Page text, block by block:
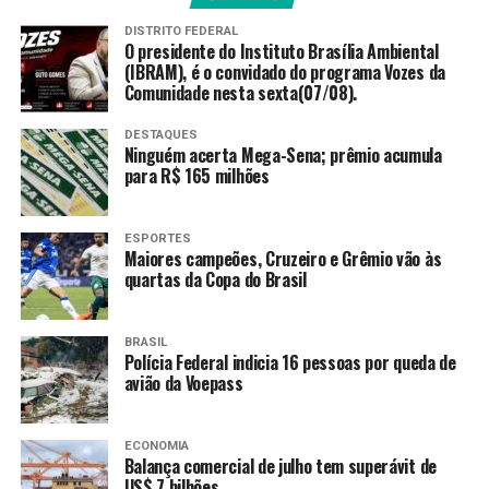
A ação é relatada pela ministra Cármen Lúcia.
Em nota, o Osasco São Cristóvão Saúde afirmou que
Tifanny atua profissionalmente há mais de oito
anos, tem conduta exemplar e cumpre
rigorosamente os critérios médicos estabelecidos
pela CBV.
“Nosso clube se pauta
pelos valores do esporte,
que agregam a inclusão, a
diversidade e o respeito a
todos os indivíduos.
Apoiamos integralmente a
DISTRITO FEDERAL
O presidente do Instituto Brasília Ambiental
(IBRAM), é o convidado do programa Vozes da
Comunidade nesta sexta(07/08).
DESTAQUES
Ninguém acerta Mega-Sena; prêmio acumula
para R$ 165 milhões
ESPORTES
Maiores campeões, Cruzeiro e Grêmio vão às
quartas da Copa do Brasil
BRASIL
Polícia Federal indicia 16 pessoas por queda de
avião da Voepass
ECONOMIA
Balança comercial de julho tem superávit de